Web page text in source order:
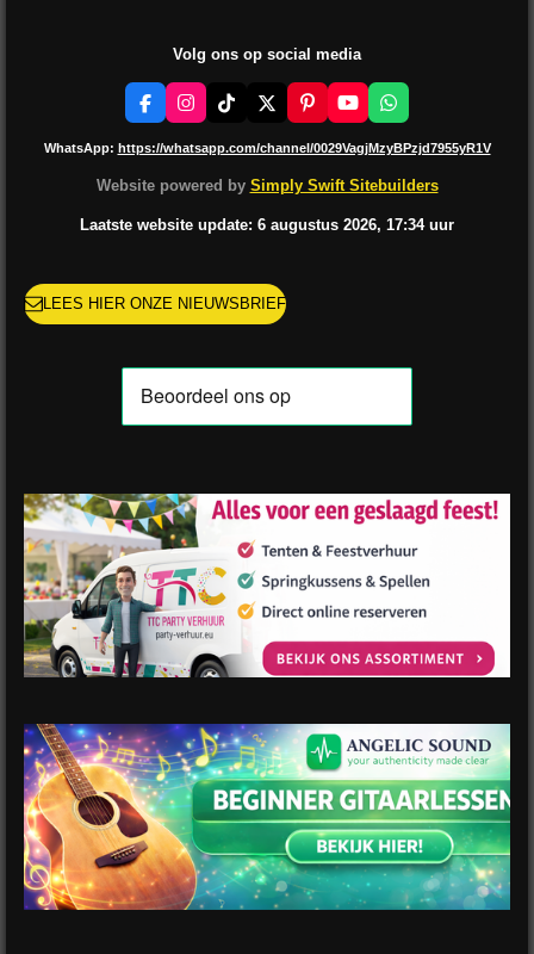
Volg ons op social media
F
a
c
b
k
I
n
s
a
a
T
k
o
X
P
i
n
e
r
s
Y
o
u
u
b
e
W
h
a
s
A
p
p
WhatsApp: https://whatsapp.com/channel/0029VagjMzyBPzjd7955yR1V
Website powered by Simply Swift Sitebuilders
Laatste website update: 6 augustus 2026, 17:34 uur
LEES HIER ONZE NIEUWSBRIEF